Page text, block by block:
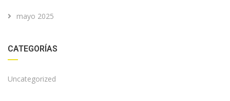
mayo 2025
CATEGORÍAS
Uncategorized